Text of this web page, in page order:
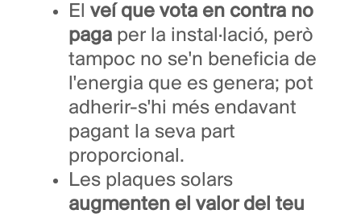
El veí que vota en contra no
paga per la instal·lació, però
tampoc no se'n beneficia de
l'energia que es genera; pot
adherir-s'hi més endavant
pagant la seva part
proporcional.
Les plaques solars
augmenten el valor del teu